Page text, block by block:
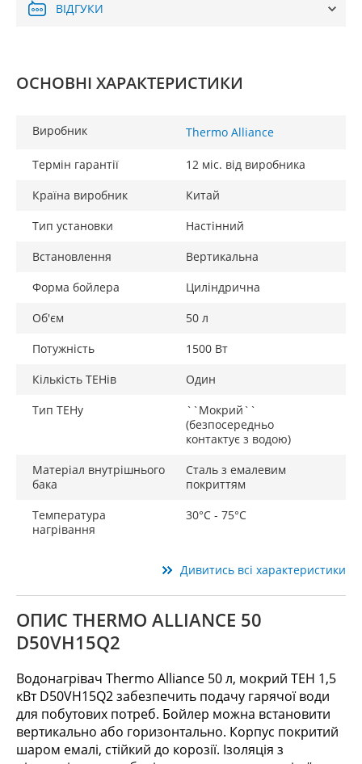
ВІДГУКИ
ОСНОВНІ ХАРАКТЕРИСТИКИ
Виробник Thermo Alliance
Термін гарантії
12 міс. від виробника
Країна виробник
Китай
Тип установки
Настінний
Встановлення
Вертикальна
Форма бойлера
Циліндрична
Об'єм
50 л
Потужність
1500 Вт
Кількість ТЕНів
Один
Тип ТЕНу
``Мокрий``
(безпосередньо
контактує з водою)
Матеріал внутрішнього
бака
Сталь з емалевим
покриттям
Температура
нагрівання
30°C - 75°С
Дивитись всі характеристики
ОПИС THERMO ALLIANCE 50
D50VH15Q2
Водонагрівач Thermo Alliance 50 л, мокрий ТЕН 1,5
кВт D50VH15Q2 забезпечить подачу гарячої води
для побутових потреб. Бойлер можна встановити
вертикально або горизонтально. Корпус покритий
шаром емалі, стійкий до корозії. Ізоляція з